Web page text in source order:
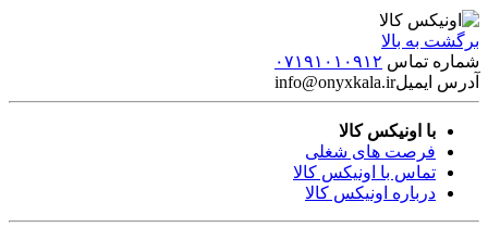
برگشت به بالا
شماره تماس ۰۷۱۹۱۰۱۰۹۱۲
آدرس ایمیلinfo@onyxkala.ir
با اونیکس کالا
فرصت های شغلی
تماس با اونیکس کالا
درباره اونیکس کالا